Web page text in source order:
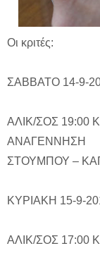
Οι κριτές:
ΣΑΒΒΑΤΟ 14-9-
ΑΛΙΚ/ΣΟΣ
ΑΝΑΓΕΝΝΗΣΗ
ΣΤΟΥΜΠΟΥ –
ΚΥΡΙΑΚΗ 15-9-
ΑΛΙΚ/ΣΟΣ